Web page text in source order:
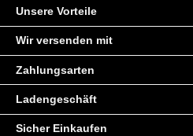
Unsere Vorteile
Wir versenden mit
Zahlungsarten
Ladengeschäft
Sicher Einkaufen